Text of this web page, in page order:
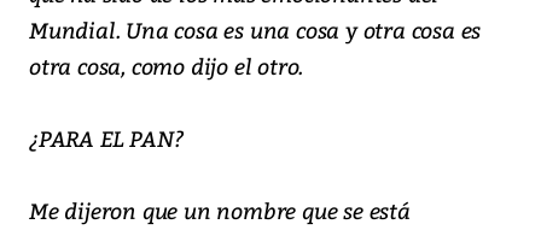
Mundial. Una cosa es una cosa y otra cosa es
otra cosa, como dijo el otro.
¿PARA EL PAN?
Me dijeron que un nombre que se está